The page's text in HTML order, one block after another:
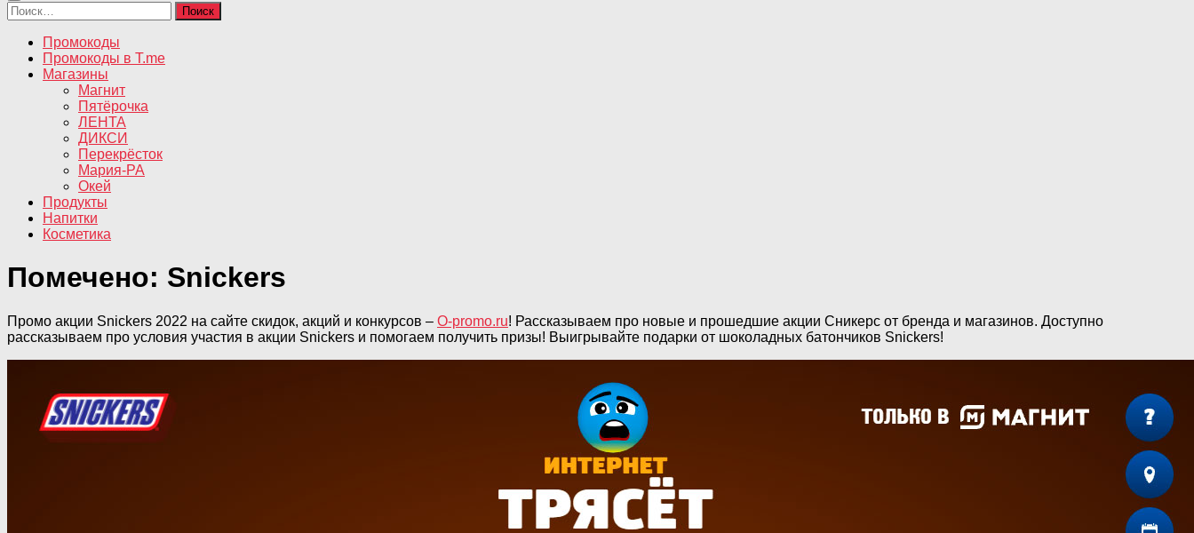
Найти:
Промокоды
Промокоды в T.me
Магазины
Магнит
Пятёрочка
ЛЕНТА
ДИКСИ
Перекрёсток
Мария-РА
Окей
Продукты
Напитки
Косметика
Помечено: Snickers
Промо акции Snickers 2022 на сайте скидок, акций и конкурсов – O-promo.ru! Рассказываем про новые и прошедшие акции Сникерс от бренда и магазинов. Доступно
рассказываем про условия участия в акции Snickers и помогаем получить призы! Выигрывайте подарки от шоколадных батончиков Snickers!